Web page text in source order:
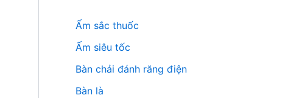
m
:Ấm sắc thuốc
Ấm siêu tốc
Bàn chải đánh răng điện
Bàn là